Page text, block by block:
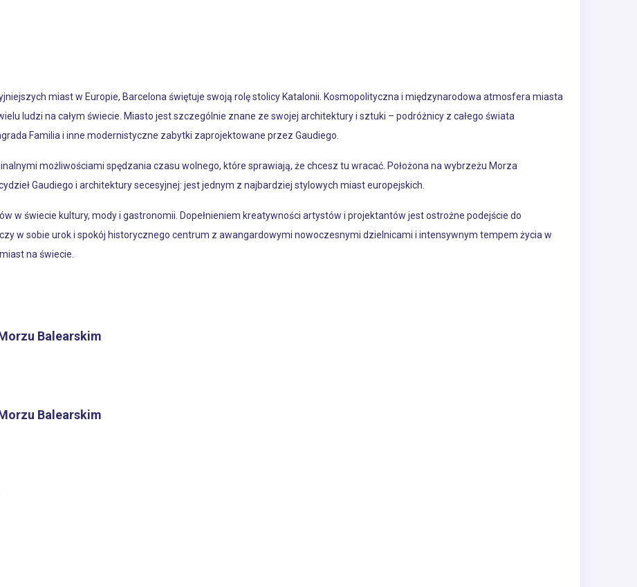
miast w Europie, Barcelona świętuje swoją rolę stolicy Katalonii. Kosmopolityczna i międzynarodowa atmosfera miasta
ludzi na całym świecie. Miasto jest szczególnie znane ze swojej architektury i sztuki – podróżnicy z całego świata
Familia i inne modernistyczne zabytki zaprojektowane przez Gaudiego.
możliwościami spędzania czasu wolnego, które sprawiają, że chcesz tu wracać. Położona na wybrzeżu Morza
Gaudiego i architektury secesyjnej: jest jednym z najbardziej stylowych miast europejskich.
w świecie kultury, mody i gastronomii. Dopełnieniem kreatywności artystów i projektantów jest ostrożne podejście do
w sobie urok i spokój historycznego centrum z awangardowymi nowoczesnymi dzielnicami i intensywnym tempem życia w
na świecie.
Balearskim
Balearskim